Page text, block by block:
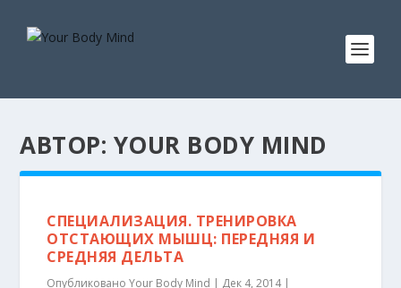
АВТОР: YOUR BODY MIND
СПЕЦИАЛИЗАЦИЯ. ТРЕНИРОВКА
ОТСТАЮЩИХ МЫШЦ: ПЕРЕДНЯЯ И
СРЕДНЯЯ ДЕЛЬТА
ОпубликованоYour Body Mind | Дек 4, 2014|